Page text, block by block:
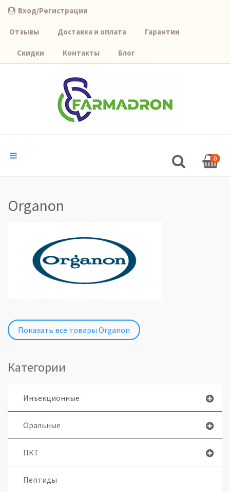
Вход/Регистрация
Отзывы Доставка и оплата Гарантии
Скидки Контакты Блог
0
Organon
Показать все товары Organon
Категории
Инъекционные
Оральные
ПКТ
Пептиды